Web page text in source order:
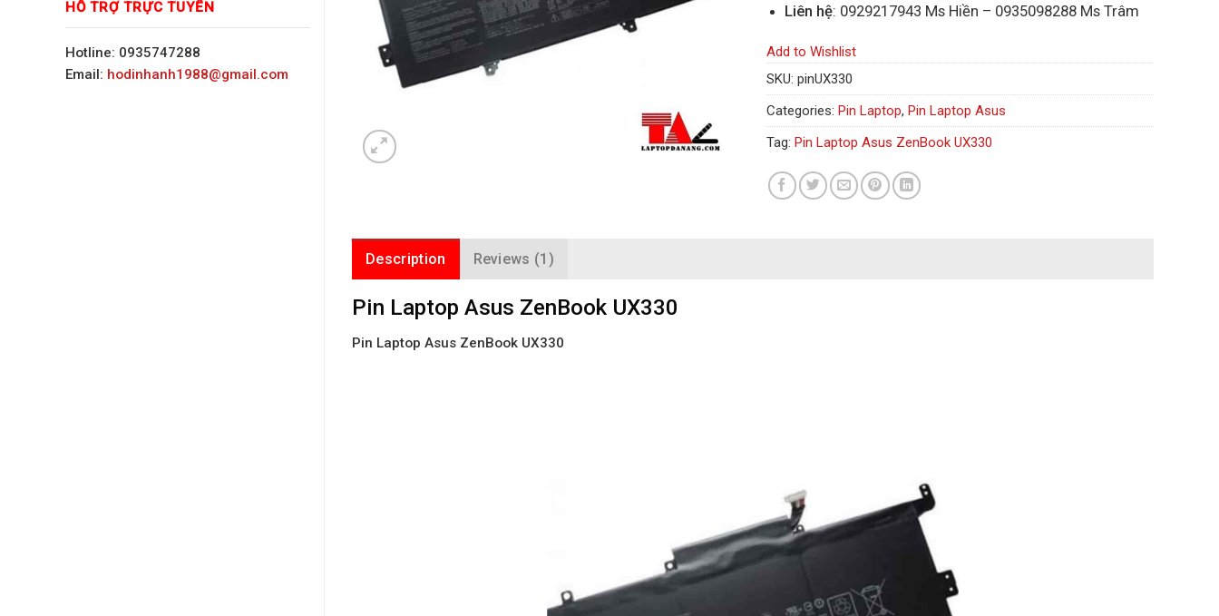
HỖ TRỢ TRỰC TUYẾN
Hotline: 0935747288
Email: hodinhanh1988@gmail.com
Liên hệ: 0929217943 Ms Hiền – 0935098288 Ms Trâm
Add to Wishlist
SKU: pinUX330
Categories: Pin Laptop, Pin Laptop Asus
Tag: Pin Laptop Asus ZenBook UX330
Description Reviews (1)
Pin Laptop Asus ZenBook UX330
Pin Laptop Asus ZenBook UX330